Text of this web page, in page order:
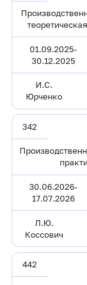
01.09.2025-
30.12.2025
И.С.
Юрченко
342
30.06.2026-
17.07.2026
Л.Ю.
Коссович
442